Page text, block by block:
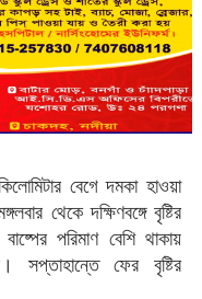
বেগে দমকা হাওয়া
থেকে দক্ষিণবঙ্গে বৃষ্টির
পরিমাণ বেশি থাকায়
সপ্তাহান্তে ফের বৃষ্টির